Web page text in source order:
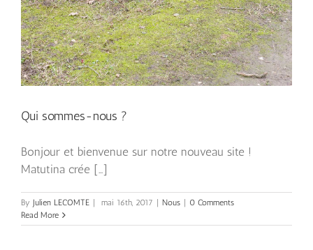
Qui sommes-nous ?
Bonjour et bienvenue sur notre nouveau site !
Matutina crée [...]
By Julien LECOMTE mai 16th, 2017 Nous
0 Comments
Read More